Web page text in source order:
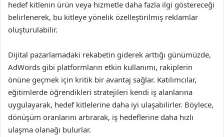
hedef kitlenin ürün veya hizmetle daha fazla ilgi göstereceği
belirlenerek, bu kitleye yönelik özelleştirilmiş reklamlar
oluşturulabilir.
Dijital pazarlamadaki rekabetin giderek arttığı günümüzde,
AdWords gibi platformların etkin kullanımı, rakiplerin
önüne geçmek için kritik bir avantaj sağlar. Katılımcılar,
eğitimlerde öğrendikleri stratejileri kendi iş alanlarına
uygulayarak, hedef kitlelerine daha iyi ulaşabilirler. Böylece,
dönüşüm oranlarını artırarak, iş hedeflerine daha hızlı
ulaşma olanağı bulurlar.